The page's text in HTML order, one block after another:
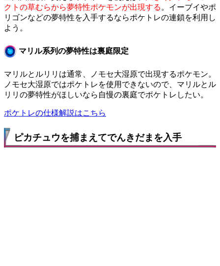
クトの草むらから夢特性ポケモンが出現する 。イーブイやポ
リゴンなどの夢特性を入手するならポケトレの連鎖を利用し
よう。
マリル系列の夢特性は裏庭限定
マリルとルリリは通常、ノモセ大湿原で出現するポケモン。
ノモセ大湿原ではポケトレを使用できないので、マリルとル
リリの夢特性がほしいなら自慢の裏庭でポケトレしたい。
ポケトレの仕様解説はこちら
ピカチュウを捕まえてでんきだまを入手